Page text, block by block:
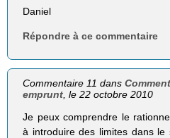
Daniel
Répondre à ce commentaire
Commentaire 11 dans
emprunt , le 22 octobre 2010
Je peux comprendre le
à introduire des limites dans